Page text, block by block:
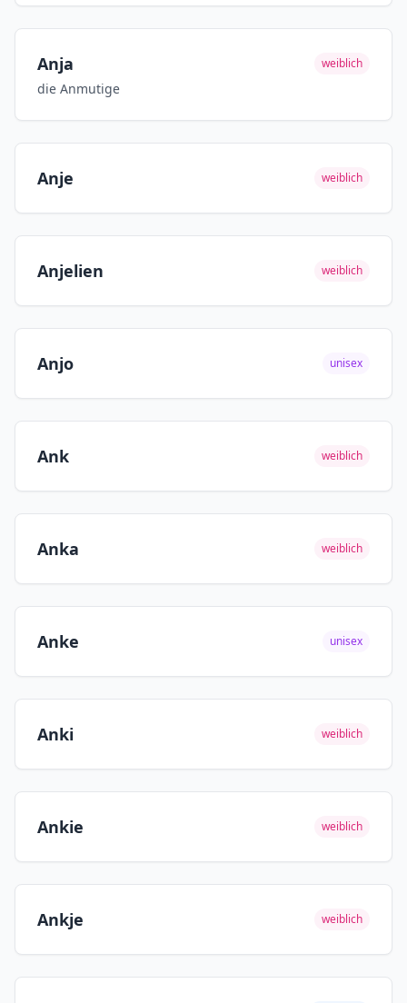
Anja weiblich
die Anmutige
Anje weiblich
Anjelien weiblich
Anjo unisex
Ank weiblich
Anka weiblich
Anke unisex
Anki weiblich
Ankie weiblich
Ankje weiblich